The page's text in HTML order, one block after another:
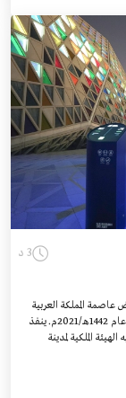
3 د
المملكة العربية
السعودية، لتعزيز الإبداع ودعم المواهب، أطلقت النسخة الأولى منه عام 1442هـ/2021م. ينفذ
الملكية لمدينة